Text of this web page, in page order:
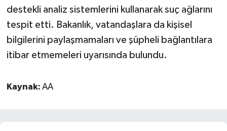
destekli analiz sistemlerini kullanarak suç ağlarını
tespit etti. Bakanlık, vatandaşlara da kişisel
bilgilerini paylaşmamaları ve şüpheli bağlantılara
itibar etmemeleri uyarısında bulundu.
Kaynak: AA